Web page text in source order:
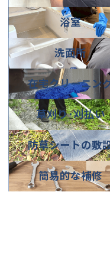
ー
リ
ン
浴室
カ
バ
リ
ン
ク
洗面所
カ
バ
ー
ン
ク
在宅クリーニン
ー
リ
ン
ク
草刈り･刈払い
カ
バ
ー
リ
ン
ク
防草シートの敷
カ
バ
ー
リ
ン
ク
簡易的な補修
カ
バ
ー